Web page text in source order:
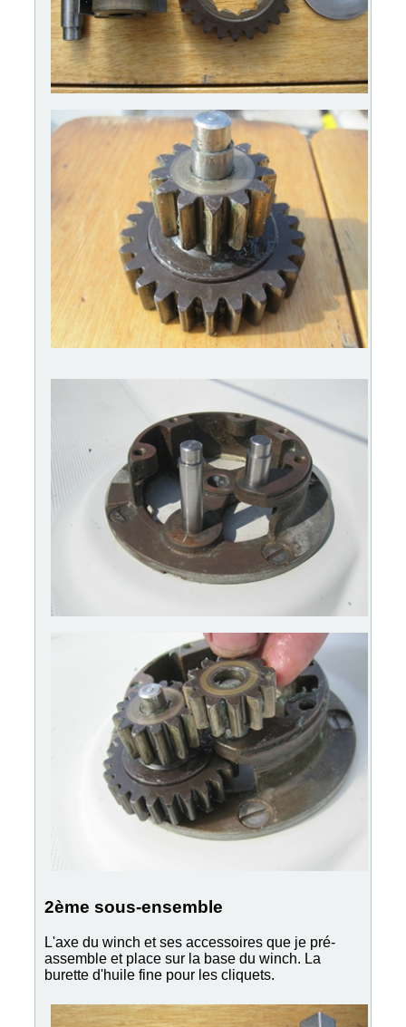
2ème sous-ensemble
L'axe du winch et ses accessoires que je pré-
assemble et place sur la base du winch. La
burette d'huile fine pour les cliquets.